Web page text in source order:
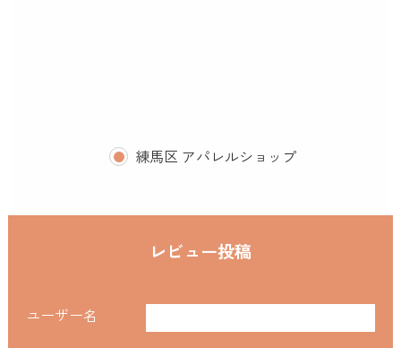
練馬区 アパレルショップ
レビュー投稿
ユーザー名